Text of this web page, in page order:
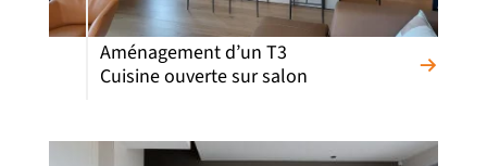
Aménagement d’un T3
Cuisine ouverte sur salon